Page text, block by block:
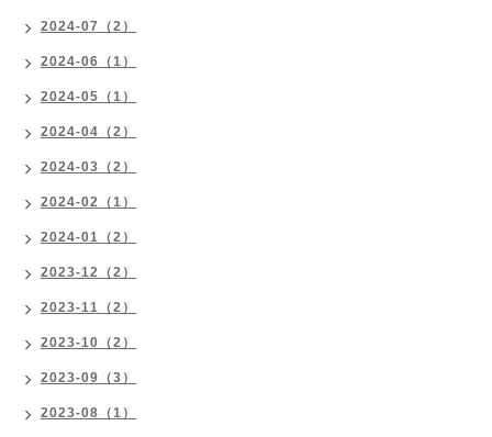
2024-07（2）
2024-06（1）
2024-05（1）
2024-04（2）
2024-03（2）
2024-02（1）
2024-01（2）
2023-12（2）
2023-11（2）
2023-10（2）
2023-09（3）
2023-08（1）